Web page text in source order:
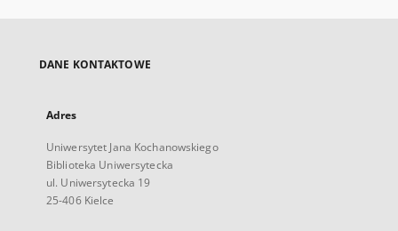
DANE KONTAKTOWE
Adres
Uniwersytet Jana Kochanowskiego
Biblioteka Uniwersytecka
ul. Uniwersytecka 19
25-406 Kielce